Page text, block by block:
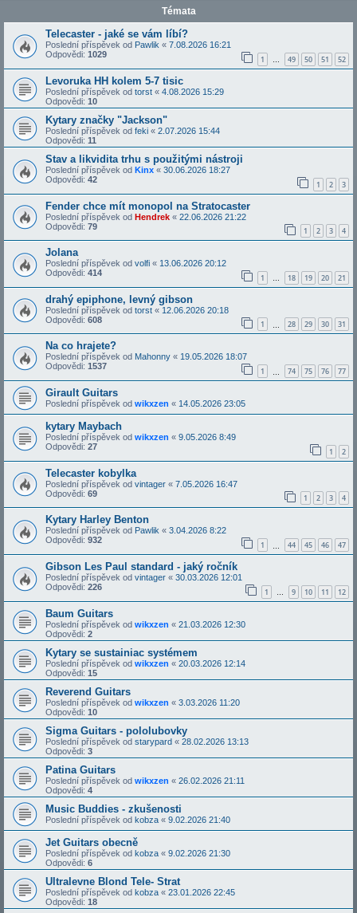
Témata
Telecaster - jaké se vám líbí?
Poslední příspěvek od Pawlik « 7.08.2026 16:21
Odpovědi: 1029 1 … 49 50 51 52
Levoruka HH kolem 5-7 tisic
Poslední příspěvek od torst « 4.08.2026 15:29
Odpovědi: 10
Kytary značky "Jackson"
Poslední příspěvek od feki « 2.07.2026 15:44
Odpovědi: 11
Stav a likvidita trhu s použitými nástroji
Poslední příspěvek od Kinx « 30.06.2026 18:27
Odpovědi: 42 1 2 3
Fender chce mít monopol na Stratocaster
Poslední příspěvek od Hendrek « 22.06.2026 21:22
Odpovědi: 79 1 2 3 4
Jolana
Poslední příspěvek od volfi « 13.06.2026 20:12
Odpovědi: 414 1 … 18 19 20 21
drahý epiphone, levný gibson
Poslední příspěvek od torst « 12.06.2026 20:18
Odpovědi: 608 1 28 29 30 31
Na co hrajete?
Poslední příspěvek od Mahonny « 19.05.2026 18:07
Odpovědi: 1537 1 74 75 76 77
Girault Guitars
Poslední příspěvek od wikxzen « 14.05.2026 23:05
kytary Maybach
Poslední příspěvek od wikxzen « 9.05.2026 8:49
Odpovědi: 27 1 2
Telecaster kobylka
Poslední příspěvek od vintager « 7.05.2026 16:47
Odpovědi: 69 1 2 3 4
Kytary Harley Benton
Poslední příspěvek od Pawlik « 3.04.2026 8:22
Odpovědi: 932 1 44 45 46 47
Gibson Les Paul standard - jaký ročník
Poslední příspěvek od vintager « 30.03.2026 12:01
Odpovědi: 226 1 … 9 10 11 12
Baum Guitars
Poslední příspěvek od wikxzen « 21.03.2026 12:30
Odpovědi: 2
Kytary se sustainiac systémem
Poslední příspěvek od wikxzen « 20.03.2026 12:14
Odpovědi: 15
Reverend Guitars
Poslední příspěvek od wikxzen « 3.03.2026 11:20
Odpovědi: 10
Sigma Guitars - pololubovky
Poslední příspěvek od starypard « 28.02.2026 13:13
Odpovědi: 3
Patina Guitars
Poslední příspěvek od wikxzen « 26.02.2026 21:11
Odpovědi: 4
Music Buddies - zkušenosti
Poslední příspěvek od kobza « 9.02.2026 21:40
Jet Guitars obecně
Poslední příspěvek od kobza « 9.02.2026 21:30
Odpovědi: 6
Ultralevne Blond Tele- Strat
Poslední příspěvek od kobza « 23.01.2026 22:45
Odpovědi: 18